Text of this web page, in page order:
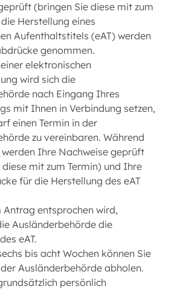
(bringen Sie diese mit zum
Herstellung eines
Aufenthaltstitels (eAT) werden
genommen.
elektronischen
wird sich die
nach Eingang Ihres
mit Ihnen in Verbindung setzen,
einen Termin in der
zu vereinbaren. Während
werden Ihre Nachweise geprüft
mit zum Termin) und Ihre
für die Herstellung des eAT
Antrag entsprochen wird,
Ausländerbehörde die
eAT.
bis acht Wochen können Sie
Ausländerbehörde abholen.
persönlich